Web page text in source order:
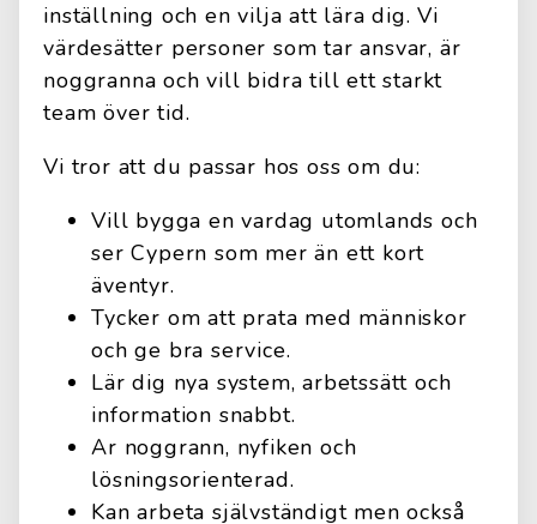
inställning och en vilja att lära dig. Vi
värdesätter personer som tar ansvar, är
noggranna och vill bidra till ett starkt
team över tid.
Vi tror att du passar hos oss om du:
Vill bygga en vardag utomlands och
ser Cypern som mer än ett kort
äventyr.
Tycker om att prata med människor
och ge bra service.
Lär dig nya system, arbetssätt och
information snabbt.
Ar noggrann, nyfiken och
lösningsorienterad.
Kan arbeta självständigt men också